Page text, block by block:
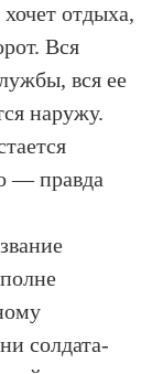
отдыха,
Вся
вся ее
наружу.
— правда
солдата-